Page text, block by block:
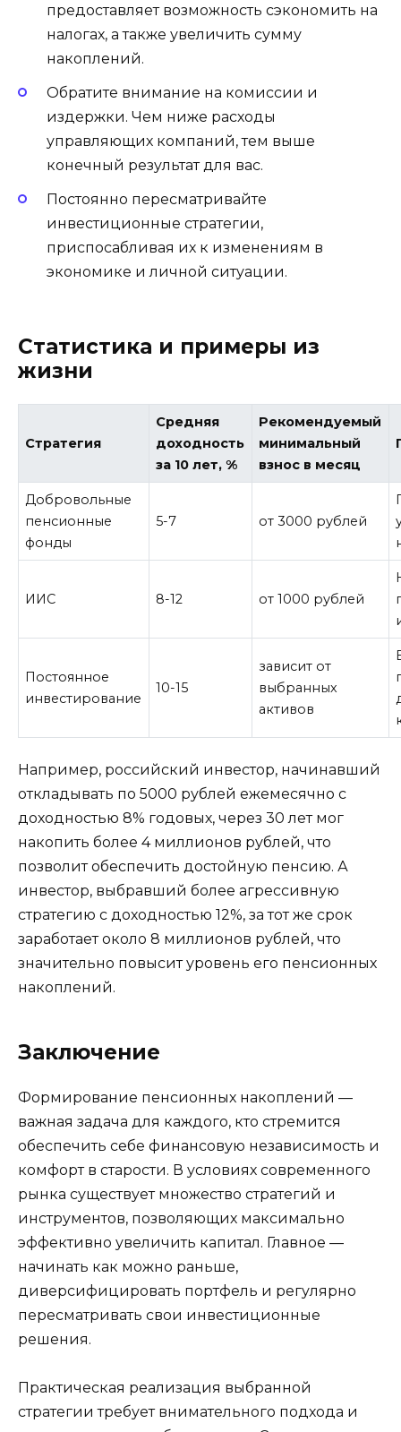
предоставляет возможность сэкономить на
налогах, а также увеличить сумму
накоплений.
Обратите внимание на комиссии и
издержки. Чем ниже расходы
управляющих компаний, тем выше
конечный результат для вас.
Постоянно пересматривайте
инвестиционные стратегии,
приспосабливая их к изменениям в
экономике и личной ситуации.
Статистика и примеры из
жизни
Стратегия
Средняя
доходность
за 10 лет, %
Рекомендуемый
минимальный
взнос в месяц
Добровольные
пенсионные
фонды
5-7 от 3000 рублей
ИИС 8-12 от 1000 рублей
Постоянное
инвестирование
10-15
зависит от
выбранных
активов
Например, российский инвестор, начинавший
откладывать по 5000 рублей ежемесячно с
доходностью 8% годовых, через 30 лет мог
накопить более 4 миллионов рублей, что
позволит обеспечить достойную пенсию. А
инвестор, выбравший более агрессивную
стратегию с доходностью 12%, за тот же срок
заработает около 8 миллионов рублей, что
значительно повысит уровень его пенсионных
накоплений.
Заключение
Формирование пенсионных накоплений —
важная задача для каждого, кто стремится
обеспечить себе финансовую независимость и
комфорт в старости. В условиях современного
рынка существует множество стратегий и
инструментов, позволяющих максимально
эффективно увеличить капитал. Главное —
начинать как можно раньше,
диверсифицировать портфель и регулярно
пересматривать свои инвестиционные
решения.
Практическая реализация выбранной
стратегии требует внимательного подхода и